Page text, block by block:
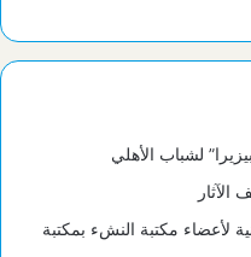
لشباب الأهلي
لأعضاء مكتبة النشء بمكتبة